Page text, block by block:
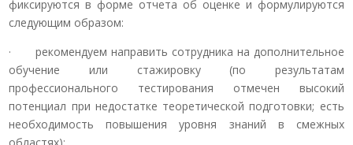
фиксируются в форме отчета об оценке и формулируются
следующим образом:
· рекомендуем направить сотрудника на дополнительное
обучение или стажировку (по результатам
профессионального тестирования отмечен высокий
потенциал при недостатке теоретической подготовки; есть
необходимость повышения уровня знаний в смежных